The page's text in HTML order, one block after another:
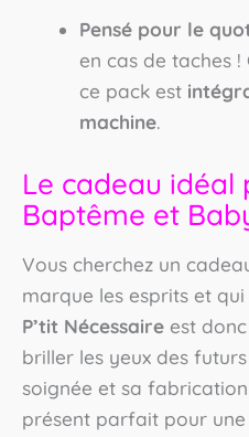
Pensé pour le
en cas de taches
ce pack est
machine.
Le cadeau idéal
Baptême et
Vous cherchez un
marque les esprits et
P’tit Nécessaire est
briller les yeux des
soignée et sa
présent parfait pour une